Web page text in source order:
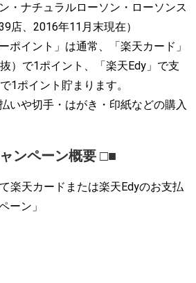
・ナチュラルローソン・ローソンス
店、2016年11月末現在）
ポイント」は通常、「楽天カード」
）で1ポイント、「楽天Edy」で支
1ポイント貯まります。
いや切手・はがき・印紙などの購入
ンペーン概要 □■
楽天カードまたは楽天Edyのお支払
ーン」